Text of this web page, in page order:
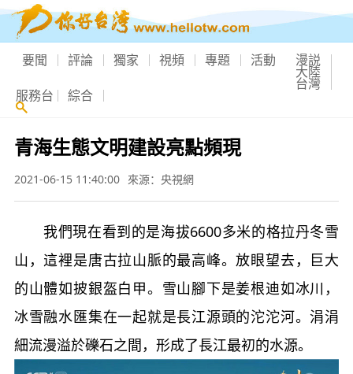
要聞 評論 獨家 視頻 專題 活動 漫説
大陸
台灣
服務台 綜合
青海生態文明建設亮點頻現
2021-06-15 11:40:00 來源：央視網
我們現在看到的是海拔6600多米的格拉丹冬雪
山，這裡是唐古拉山脈的最高峰。放眼望去，巨大
的山體如披銀盔白甲。雪山腳下是姜根迪如冰川，
冰雪融水匯集在一起就是長江源頭的沱沱河。涓涓
細流漫溢於礫石之間，形成了長江最初的水源。